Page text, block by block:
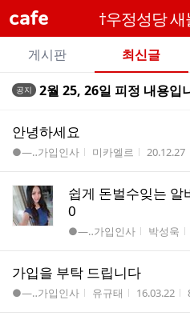
cafe †우정성당
카
페
메
뉴
게시판 최신글
전
글
트
공지 2월 25, 26일 피정 내용입
안녕하세요
게시판명
●―‥가입인사 작성자
미카엘르 작성시간
20.12.27
쉽게 돈벌수잊는
0
게시판명
●―‥가입인사 작성자
박성욱
가입을 부탁 드립니다
게시판명
●―‥가입인사 작성자
유규태 작성시간
16.03.22